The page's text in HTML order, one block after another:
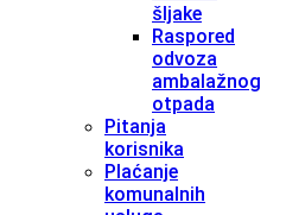
šljake
Raspored
odvoza
ambalažnog
otpada
Pitanja
korisnika
Plaćanje
komunalnih